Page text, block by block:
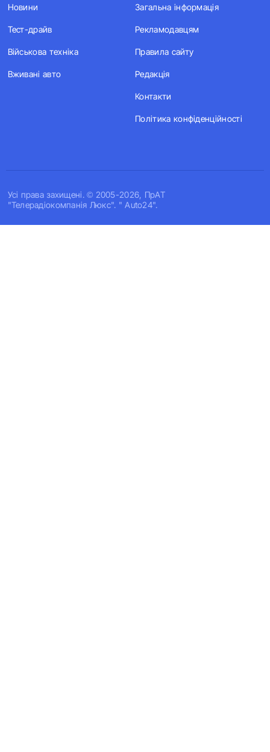
Усi права захищенi. © 2005-2026, ПрАТ
"Телерадіокомпанія Люкс". " Auto24".
Новини
Тест-драйв
Військова техніка
Вживані авто
Загальна інформація
Рекламодавцям
Правила сайту
Редакція
Контакти
Політика конфіденційності